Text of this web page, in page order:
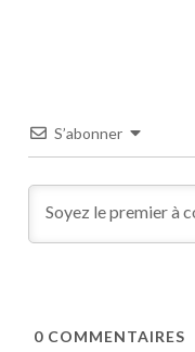
S’abonner
0 COMMENTAIRES